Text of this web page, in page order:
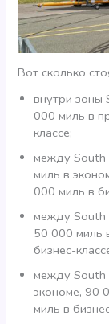
Вот сколько
внутри зоны
000 миль в
классе;
между South
миль в
000 миль в
между South
50 000 миль
бизнес-
между South
экономе, 90
миль в